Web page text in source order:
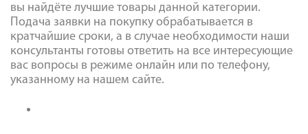
вы найдёте лучшие товары данной категории.
Подача заявки на покупку обрабатывается в
кратчайшие сроки, а в случае необходимости наши
консультанты готовы ответить на все интересующие
вас вопросы в режиме онлайн или по телефону,
указанному на нашем сайте.